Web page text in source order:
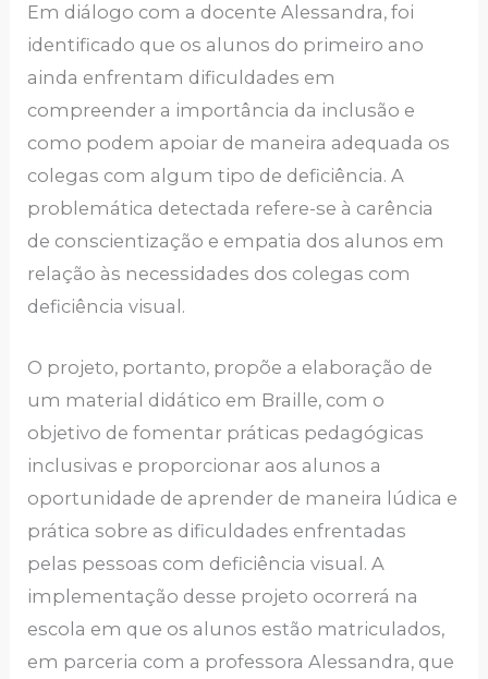
Em diálogo com a docente Alessandra, foi
identificado que os alunos do primeiro ano
ainda enfrentam dificuldades em
compreender a importância da inclusão e
como podem apoiar de maneira adequada os
colegas com algum tipo de deficiência. A
problemática detectada refere-se à carência
de conscientização e empatia dos alunos em
relação às necessidades dos colegas com
deficiência visual.
O projeto, portanto, propõe a elaboração de
um material didático em Braille, com o
objetivo de fomentar práticas pedagógicas
inclusivas e proporcionar aos alunos a
oportunidade de aprender de maneira lúdica e
prática sobre as dificuldades enfrentadas
pelas pessoas com deficiência visual. A
implementação desse projeto ocorrerá na
escola em que os alunos estão matriculados,
em parceria com a professora Alessandra, que